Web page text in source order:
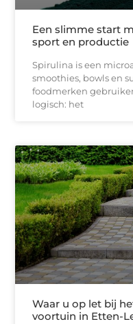
Een slimme start
sport en productie
Spirulina is een
smoothies, bowls en
foodmerken
logisch: het
Waar u op let bij
voortuin in Etten-